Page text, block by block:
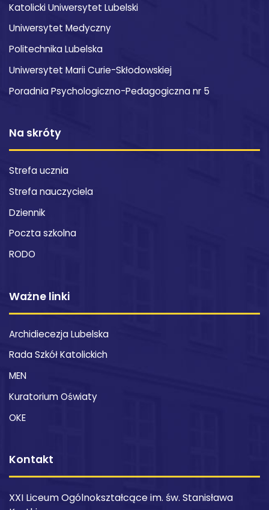
Katolicki Uniwersytet Lubelski
Uniwersytet Medyczny
Politechnika Lubelska
Uniwersytet Marii Curie-Skłodowskiej
Poradnia Psychologiczno-Pedagogiczna nr 5
Na skróty
Strefa ucznia
Strefa nauczyciela
Dziennik
Poczta szkolna
RODO
Ważne linki
Archidiecezja Lubelska
Rada Szkół Katolickich
MEN
Kuratorium Oświaty
OKE
Kontakt
XXI Liceum Ogólnokształcące im. św. Stanisława